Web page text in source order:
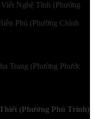
Nghệ Tĩnh (Phường
Phủ (Phường Chính
Trang (Phường Phước
(Phường Phú Trinh)